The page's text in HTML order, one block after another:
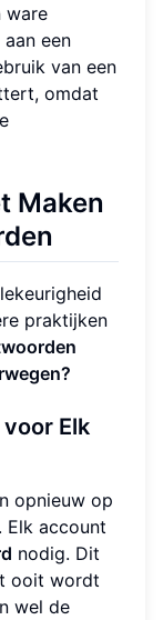
ware
een
van een
omdat
Maken
praktijken
Elk
opnieuw op
Elk account
nodig. Dit
ooit wordt
wel de